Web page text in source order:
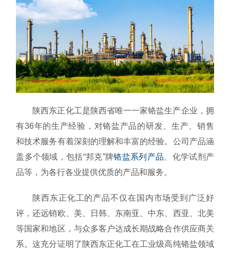
陕西东正化工是陕西省唯一一家铬盐生产企业，拥
有36年的生产经验，对铬盐产品的研发、生产、销售
和技术服务有着深刻的理解和丰富的经验。公司产品涵
盖多个领域，包括“邦克”牌铬盐系列产品 、化学试剂产
品等，为各行各业提供优质的产品和服务。
陕西东正化工的产品不仅在国内市场受到广泛好
评，还远销欧、美、日韩、东南亚、中东、西亚、北美
等国家和地区，与众多客户达成长期战略合作供应商关
系。这充分证明了陕西东正化工在工业级高纯铬盐领域